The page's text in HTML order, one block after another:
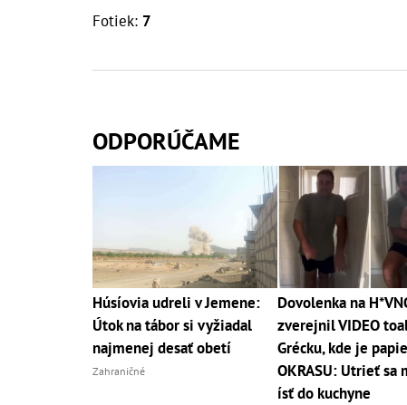
Fotiek: 7
ODPORÚČAME
Húsíovia udreli v Jemene:
Útok na tábor si vyžiadal
najmenej desať obetí
Zahraničné
Dovolenka na
zverejnil VIDEO
Grécku, kde je
OKRASU: Utrieť sa
ísť do kuchyne